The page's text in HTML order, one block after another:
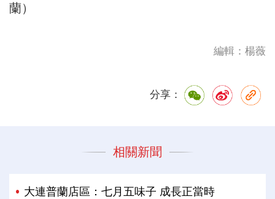
蘭）
編輯：楊薇
分享：
相關新聞
大連普蘭店區：七月五味子 成長正當時